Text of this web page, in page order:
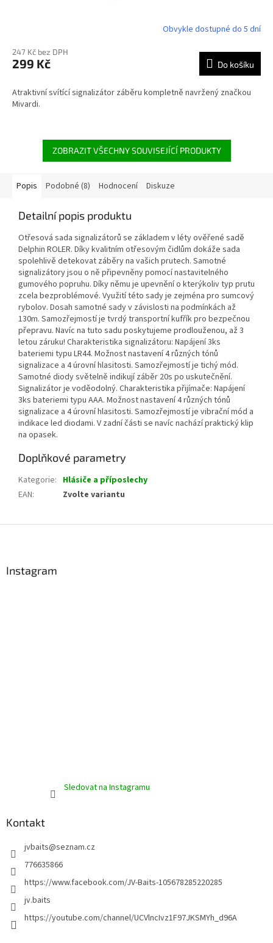
Obvykle dostupné do 5 dní
247 Kč bez DPH
299 Kč Do košíku
Atraktivní svítící signalizátor záběru kompletně navržený značkou
Mivardi.
ZOBRAZIT VŠECHNY SOUVISEJÍCÍ PRODUKTY
Popis Podobné (8) Hodnocení Diskuze
Detailní popis produktu
Otřesová sada signalizátorů se základem v léty ověřené sadě
Delphin ROLER. Díky kvalitním otřesovým čidlům dokáže sada
spolehlivě detekovat záběry na vašich prutech. Samotné
signalizátory jsou o ně připevněny pomocí nastavitelného
gumového popruhu. Díky němu je upevnění o kterýkoliv typ prutu
zcela bezproblémové. Využití této sady je zejména pro sumcový
rybolov. Dosah samotné sady v závislosti na podmínkách až
130m. Samozřejmostí je tvrdý transportní kufřík pro bezpečnou
přepravu. Navíc na tuto sadu poskytujeme prodlouženou, až 3
letou záruku! Charakteristika signalizátoru: Napájení 3ks
bateriemi typu LR44. Možnost nastavení 4 různých tónů
signalizace a 4 úrovní hlasitosti. Samozřejmostí je tichý mód.
Samotné diody světelně indikují záběr 20s po uskutečnění.
Signalizátor je voděodolný. Charakteristika přijímače: Napájení
3ks bateriemi typu AAA. Možnost nastavení 4 různých tónů
signalizace a 4 úrovní hlasitosti. Samozřejmostí je vibrační mód a
indikace led diodami. V zadní části se navíc nachází praktický klip
na opasek.
Doplňkové parametry
Kategorie: Hlásiče a příposlechy
EAN: Zvolte variantu
Instagram
Sledovat na Instagramu
Kontakt
jvbaits@seznam.cz
776635866
https://www.facebook.com/JV-Baits-105678285220285
jv.baits
https://youtube.com/channel/UCVlncIvz1F97JKSMYh_d96A